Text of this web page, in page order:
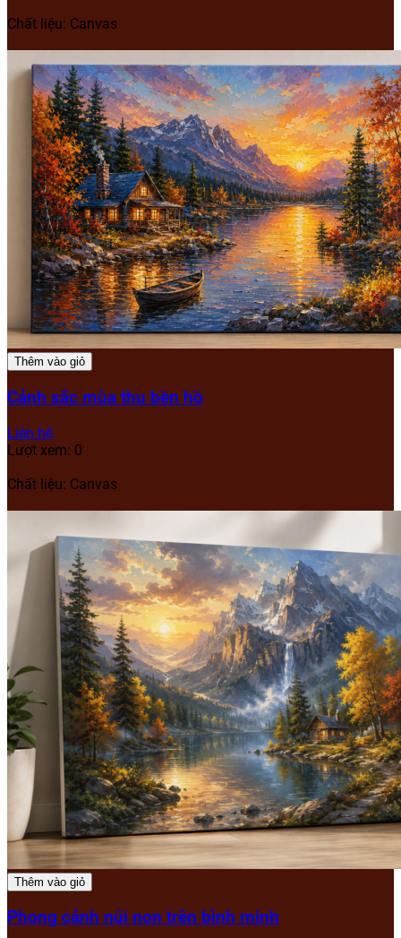
Chất liệu: Canvas
Thêm vào giỏ
Cảnh sắc mùa thu bền hồ
Liên hệ
Lượt xem: 0
Chất liệu: Canvas
Thêm vào giỏ
Phong cảnh núi non trên bình minh